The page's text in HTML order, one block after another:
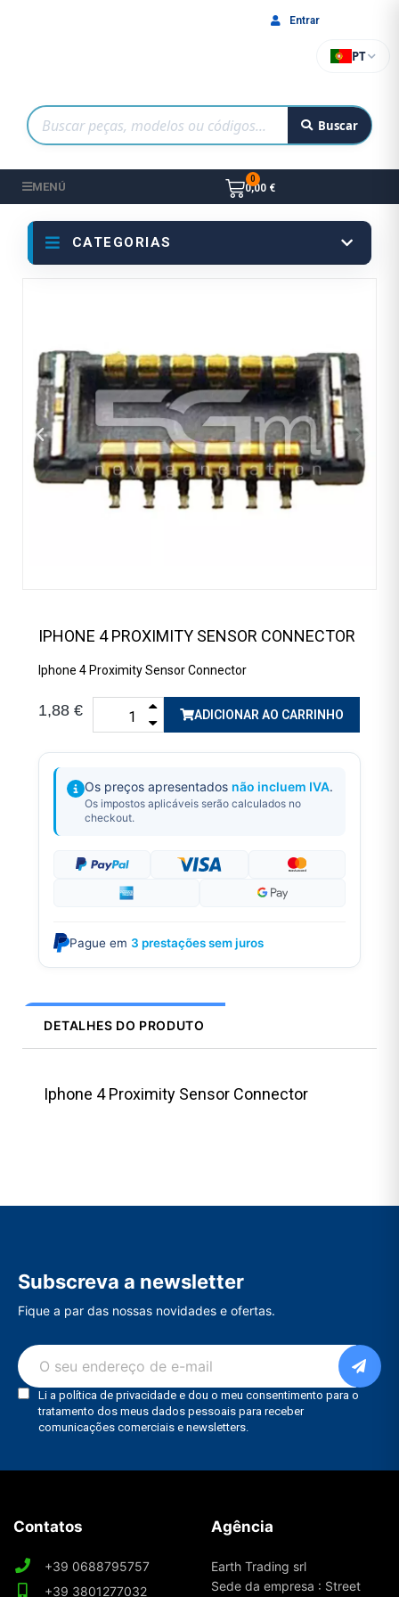
Buscar
PT
Entrar
MENÚ 0,00 €
CATEGORIAS
IPHONE 4 PROXIMITY SENSOR CONNECTOR
Iphone 4 Proximity Sensor Connector
1,88 € ADICIONAR AO CARRINHO
Os preços apresentados não incluem IVA.
Os impostos aplicáveis serão calculados no
checkout.
Pague em 3 prestações sem juros
DETALHES DO PRODUTO
Iphone 4 Proximity Sensor Connector
Subscreva a newsletter
Fique a par das nossas novidades e ofertas.
Contatos
+39 0688795757
+39 3801277032
Agência
Earth Trading srl
Sede da empresa : Street